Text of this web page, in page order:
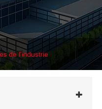
de l'industrie